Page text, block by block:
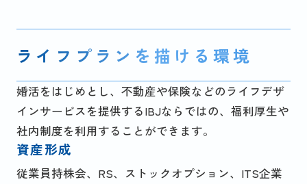
ライフプランを描ける環境
婚活をはじめとし、不動産や保険などのライフデザ
インサービスを提供するIBJならではの、福利厚生や
社内制度を利用することができます。
資産形成
従業員持株会、RS、ストックオプション、ITS企業